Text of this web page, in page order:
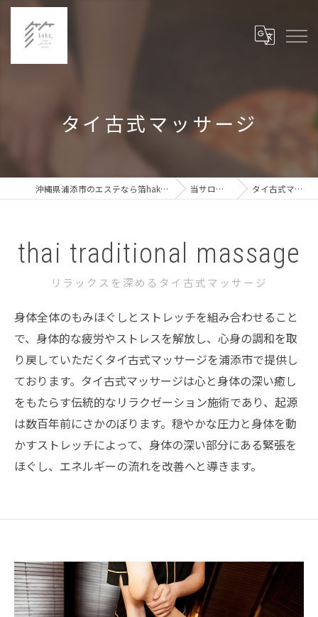
タイ古式マッサージ
沖縄県浦添市のエステなら箔haku,private my room 当サロンの特徴 タイ古式マッサージ
リラックスを深めるタイ古式マッサージ
thai traditional massage
身体全体のもみほぐしとストレッチを組み合わせること
で、身体的な疲労やストレスを解放し、心身の調和を取
り戻していただくタイ古式マッサージを浦添市で提供し
ております。タイ古式マッサージは心と身体の深い癒し
をもたらす伝統的なリラクゼーション施術であり、起源
は数百年前にさかのぼります。穏やかな圧力と身体を動
かすストレッチによって、身体の深い部分にある緊張を
ほぐし、エネルギーの流れを改善へと導きます。